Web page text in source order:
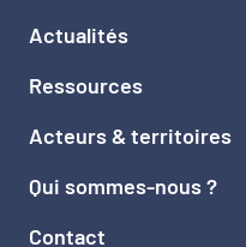
Actualités
Ressources
Acteurs & territoires
Qui sommes-nous ?
Contact